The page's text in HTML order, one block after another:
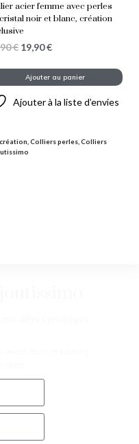
acier femme avec perles
noir et blanc, création
€ 19,90€
Ajouter au panier
Ajouter à la liste d’envies
Colliers perles Colliers